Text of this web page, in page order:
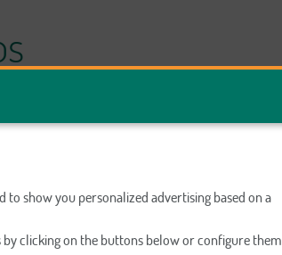
show you personalized advertising based on a
clicking on the buttons below or configure them